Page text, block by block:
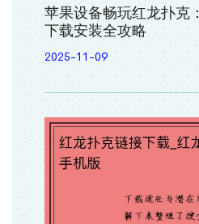
苹果设备畅玩红龙扑克：
下载安装全攻略
2025-11-09